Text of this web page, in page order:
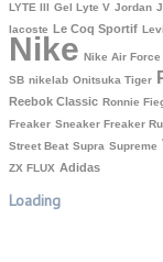
LYTE III Gel Lyte V Jordan
lacoste Le Coq Sportif
Nike Nike Air Force
SB nikelab Onitsuka Tiger
Reebok Classic Ronnie
Freaker Sneaker Freaker
Street Beat Supra Supreme
ZX FLUX Аdidas
Loading